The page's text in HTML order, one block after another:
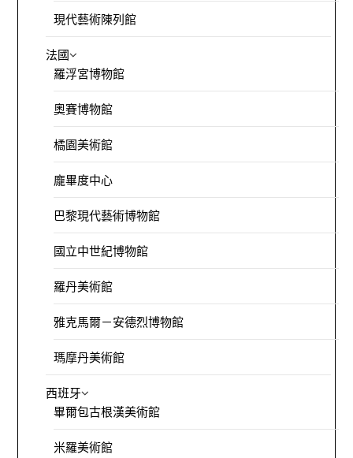
現代藝術陳列館
法國
羅浮宮博物館
奧賽博物館
橘園美術館
龐畢度中心
巴黎現代藝術博物館
國立中世紀博物館
羅丹美術館
雅克馬爾－安德烈博物館
瑪摩丹美術館
西班牙
畢爾包古根漢美術館
米羅美術館